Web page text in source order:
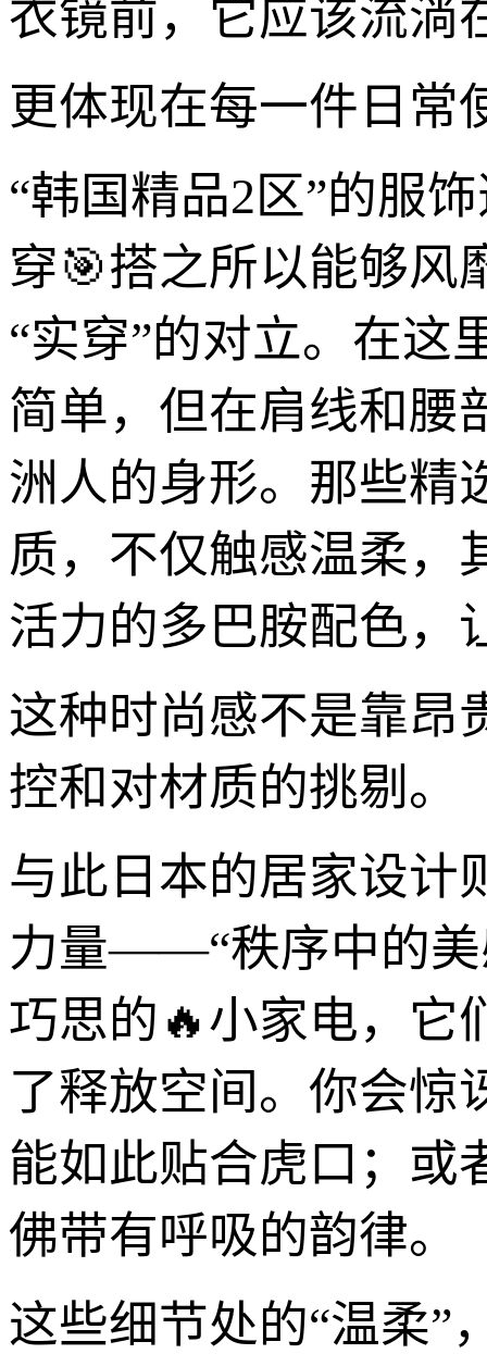
衣镜前，它应该流淌
更体现在每一件日常
“韩国精品2区”的服
穿🎯搭之所以能够风
“实穿”的对立。在这
简单，但在肩线和腰
洲人的身形。那些精
质，不仅触感温柔，
活力的多巴胺配色，
这种时尚感不是靠昂
控和对材质的挑剔。
与此日本的居家设计
力量——“秩序中的美
巧思的🔥小家电，它
了释放空间。你会惊
能如此贴合虎口；或
佛带有呼吸的韵律。
这些细节处的“温柔”